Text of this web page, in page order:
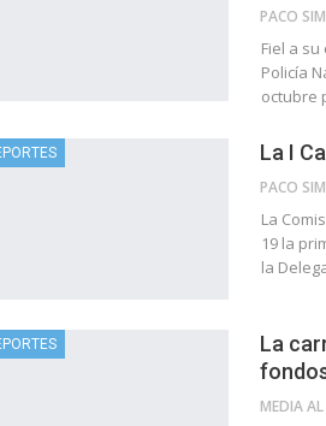
PACO
Fiel a
Policía
octubre
La I
PACO
La
19 la
la
La